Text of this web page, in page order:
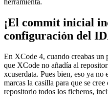
herramienta.
¡El commit inicial
configuración del
En XCode 4, cuando creabas un
que XCode no añadía al
xcuserdata. Pues bien, eso ya
marcas la casilla para que se
repositorio todos los ficheros,